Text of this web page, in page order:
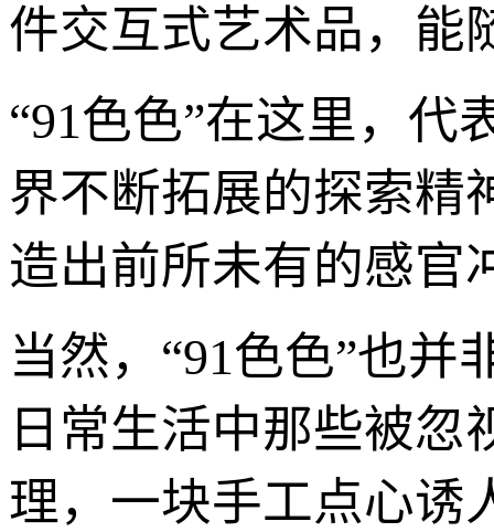
件交互式艺术品，能
“91色色”在这里，代
界不断拓展的探索精
造出前所未有的感官
当然，“91色色”也
日常生活中那些被
理，一块手工点心诱